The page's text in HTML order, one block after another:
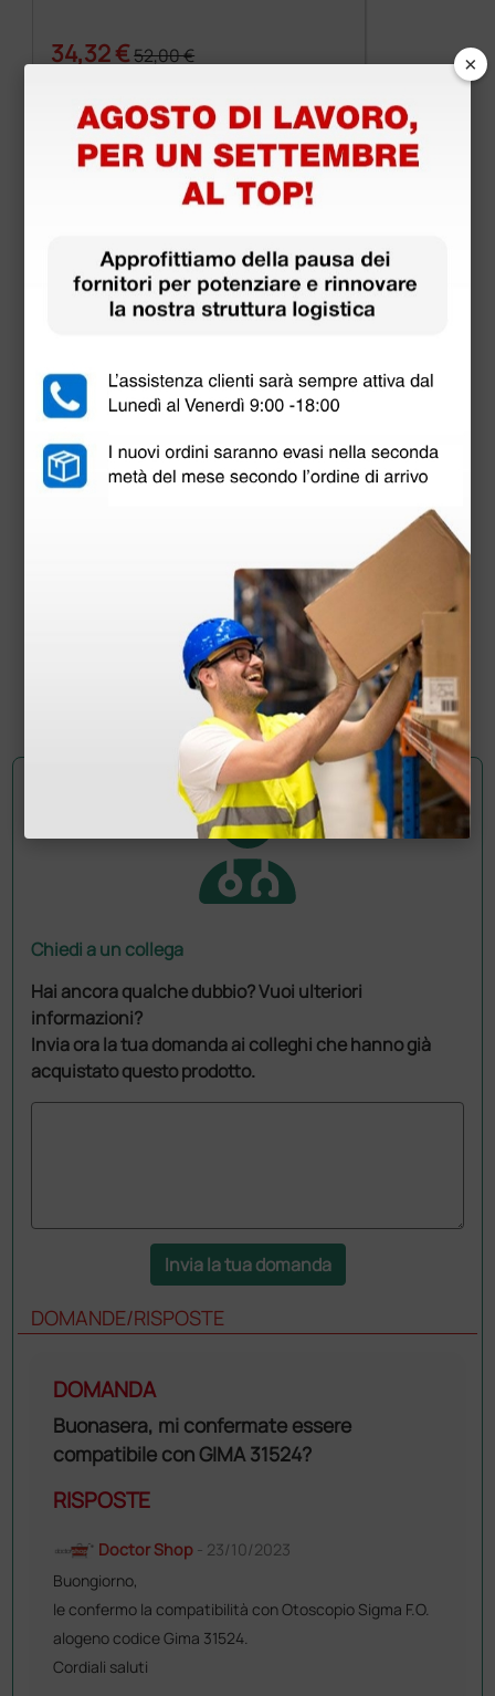
34,32 €52,00 €
1 pz.
Prodotti simili e correlati
Adattatore per mini speculum monouso -
1 pz.
Chiedi a un collega
Hai ancora qualche dubbio? Vuoi ulteriori
informazioni?
Invia ora la tua domanda ai colleghi che hanno già
acquistato questo prodotto.
Invia la tua domanda
DOMANDE/RISPOSTE
DOMANDA
Buonasera, mi confermate essere
compatibile con GIMA 31524?
RISPOSTE
Doctor Shop- 23/10/2023
Buongiorno,
le confermo la compatibilità con Otoscopio Sigma F.O.
alogeno codice Gima 31524.
Cordiali saluti
×